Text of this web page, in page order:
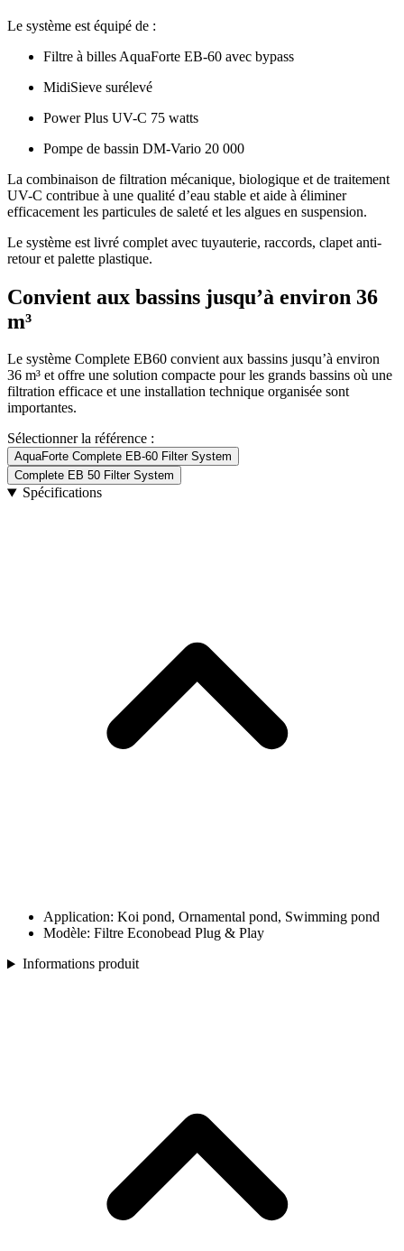
Le système est équipé de :
Filtre à billes AquaForte EB-60 avec bypass
MidiSieve surélevé
Power Plus UV-C 75 watts
Pompe de bassin DM-Vario 20 000
La combinaison de filtration mécanique, biologique et de traitement
UV-C contribue à une qualité d’eau stable et aide à éliminer
efficacement les particules de saleté et les algues en suspension.
Le système est livré complet avec tuyauterie, raccords, clapet anti-
retour et palette plastique.
Convient aux bassins jusqu’à environ 36
m³
Le système Complete EB60 convient aux bassins jusqu’à environ
36 m³ et offre une solution compacte pour les grands bassins où une
filtration efficace et une installation technique organisée sont
importantes.
Sélectionner la référence :
AquaForte Complete EB-60 Filter System
Complete EB 50 Filter System
Spécifications
Application: Koi pond, Ornamental pond, Swimming pond
Modèle: Filtre Econobead Plug & Play
Informations produit